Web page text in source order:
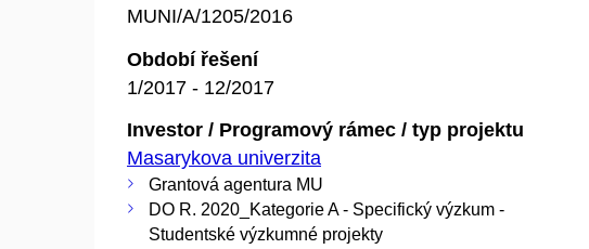
MUNI/A/1205/2016
Období řešení
1/2017 - 12/2017
Investor / Programový rámec / typ projektu
Masarykova univerzita
Grantová agentura MU
DO R. 2020_Kategorie A - Specifický výzkum -
Studentské výzkumné projekty